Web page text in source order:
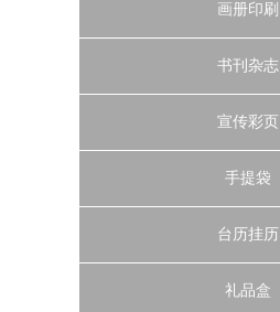
画册印刷
书刊杂志
宣传彩页
手提袋
台历挂历
礼品盒